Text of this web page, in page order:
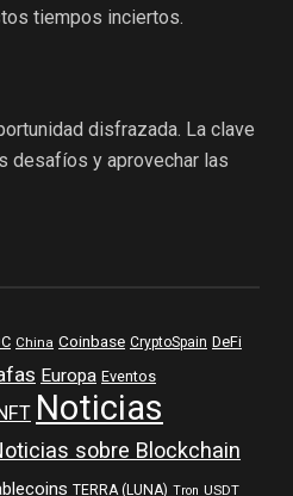
tiempos inciertos.
disfrazada. La clave
desafíos y aprovechar las
China Coinbase CryptoSpain DeFi
Europa Eventos
Noticias
sobre Blockchain
TERRA (LUNA) Tron USDT